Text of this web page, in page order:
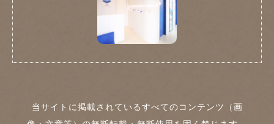
当サイトに掲載されているすべてのコンテンツ（画